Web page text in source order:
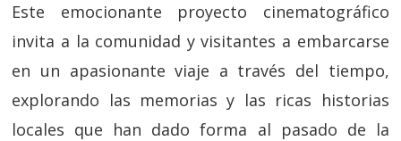
Este emocionante proyecto cinematográfico
invita a la comunidad y visitantes a embarcarse
en un apasionante viaje a través del tiempo,
explorando las memorias y las ricas historias
locales que han dado forma al pasado de la